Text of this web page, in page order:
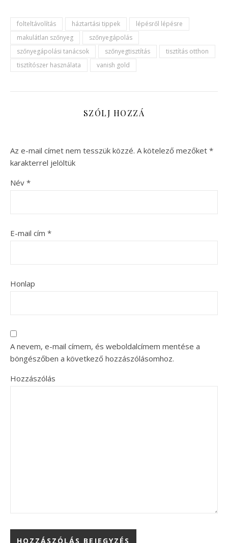
folteltávolítás háztartási tippek
lépésről lépésre
makulátlan szőnyeg
szőnyegápolás
szőnyegápolási tanácsok
szőnyegtisztítás
tisztítás otthon
tisztítószer használata
vanish gold
SZÓLJ HOZZÁ
Az e-mail címet nem tesszük közzé. A kötelező mezőket *
karakterrel jelöltük
Név *
E-mail cím *
Honlap
A nevem, e-mail címem, és weboldalcímem mentése a
böngészőben a következő hozzászólásomhoz.
Hozzászólás